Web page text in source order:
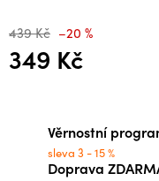
439 Kč –20 %
349 Kč
Věrnostní
sleva 3 - 15 %
Doprava